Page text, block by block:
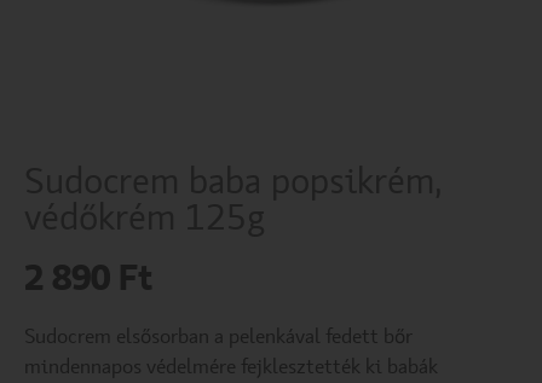
2 890 Ft
Sudocrem elsősorban a pelenkával fedett bőr
mindennapos védelmére fejklesztették ki babák